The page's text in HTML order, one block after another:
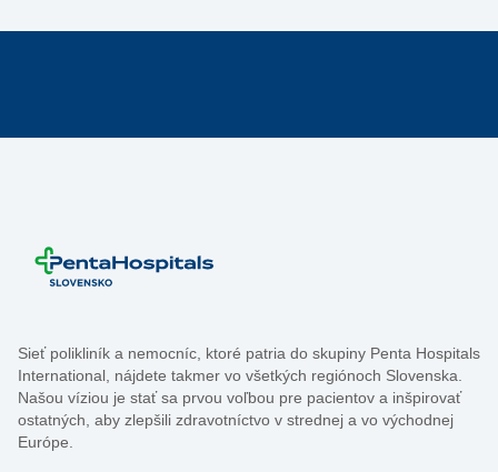
Sieť polikliník a nemocníc, ktoré patria do skupiny Penta Hospitals
International, nájdete takmer vo všetkých regiónoch Slovenska.
Našou víziou je stať sa prvou voľbou pre pacientov a inšpirovať
ostatných, aby zlepšili zdravotníctvo v strednej a vo východnej
Európe.